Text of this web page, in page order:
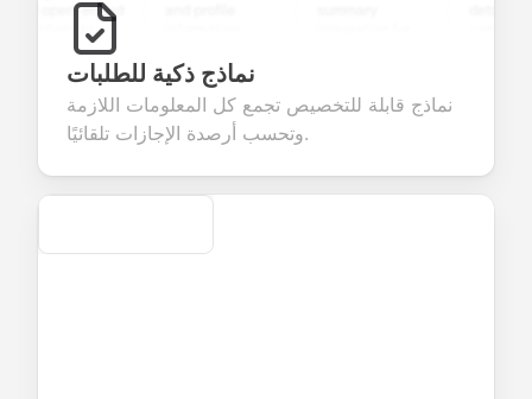
open-ended
valuable
about
products or
seamless
account
creation.
candidate
نماذج ذكية للطلبات
نماذج قابلة للتخصيص تجمع كل المعلومات اللازمة
وتحسب أرصدة الإجازات تلقائيًا.
Secure